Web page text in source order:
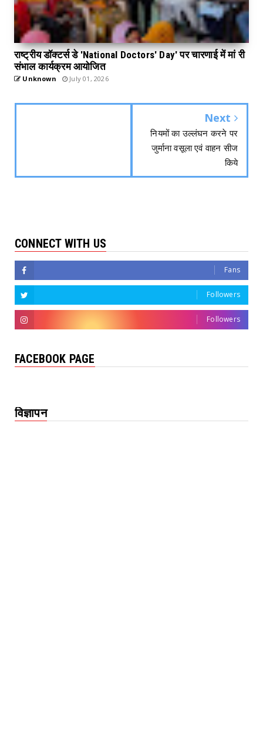
राष्ट्रीय डॉक्टर्स डे 'National Doctors' Day' पर चारणाई में मां री
संभाल कार्यक्रम आयोजित
Unknown July 01, 2026
Next
नियमों का उल्लंघन करने पर
जुर्माना वसूला एवं वाहन सीज
किये
CONNECT WITH US
Fans
Followers
Followers
FACEBOOK PAGE
विज्ञापन